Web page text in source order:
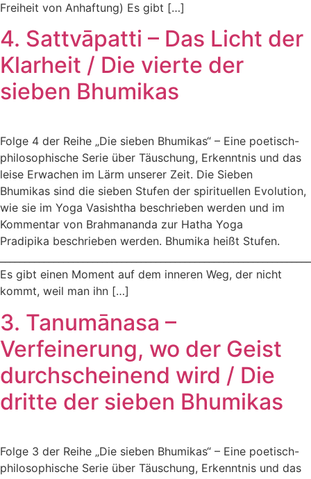
Freiheit von Anhaftung) Es gibt […]
4. Sattvāpatti – Das Licht der
Klarheit / Die vierte der
sieben Bhumikas
Folge 4 der Reihe „Die sieben Bhumikas“ – Eine poetisch-
philosophische Serie über Täuschung, Erkenntnis und das
leise Erwachen im Lärm unserer Zeit. Die Sieben
Bhumikas sind die sieben Stufen der spirituellen Evolution,
wie sie im Yoga Vasishtha beschrieben werden und im
Kommentar von Brahmananda zur Hatha Yoga
Pradipika beschrieben werden. Bhumika heißt Stufen.
Es gibt einen Moment auf dem inneren Weg, der nicht
kommt, weil man ihn […]
3. Tanumānasa –
Verfeinerung, wo der Geist
durchscheinend wird / Die
dritte der sieben Bhumikas
Folge 3 der Reihe „Die sieben Bhumikas“ – Eine poetisch-
philosophische Serie über Täuschung, Erkenntnis und das